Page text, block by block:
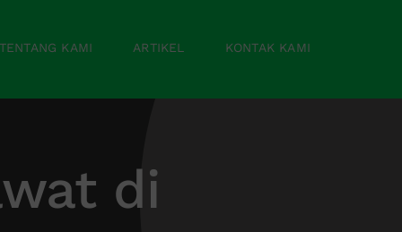
KAMI ARTIKEL KONTAK KAMI
di